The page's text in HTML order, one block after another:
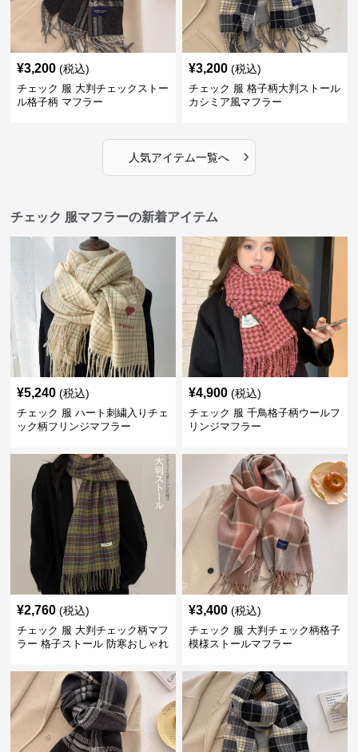
¥3,200 (税込)
チェック 服 大判チェックストー
ル格子柄 マフラー
¥3,200 (税込)
チェック 服 格子柄大判ストール
カシミア風マフラー
人気アイテム一覧へ ›
チェック 服マフラーの新着アイテム
¥5,240 (税込)
チェック 服 ハート刺繍入りチェ
ック柄フリンジマフラー
¥4,900 (税込)
チェック 服 千鳥格子柄ウールフ
リンジマフラー
¥2,760 (税込)
チェック 服 大判チェック柄マフ
ラー 格子ストール 防寒おしゃれ
¥3,400 (税込)
チェック 服 大判チェック柄格子
模様ストールマフラー